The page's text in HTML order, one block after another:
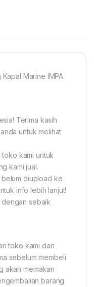
Marine IMPA
Terima kasih
untuk melihat
kami untuk
kami jual.
diupload ke
info lebih lanjut!
dengan sebaik
toko kami dan
sebelum membeli
akan memakan
barang